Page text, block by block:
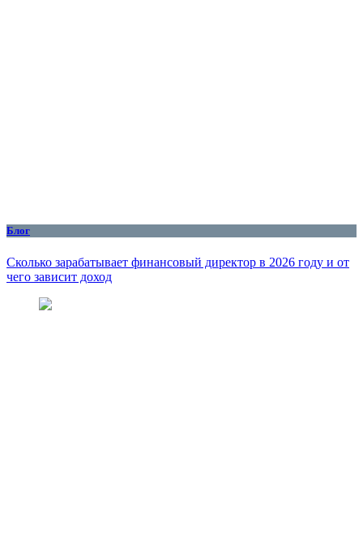
Блог
Сколько зарабатывает финансовый директор в 2026 году и от
чего зависит доход